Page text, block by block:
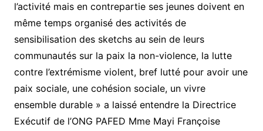
l’activité mais en contrepartie ses jeunes doivent en
même temps organisé des activités de
sensibilisation des sketchs au sein de leurs
communautés sur la paix la non-violence, la lutte
contre l’extrémisme violent, bref lutté pour avoir une
paix sociale, une cohésion sociale, un vivre
ensemble durable » a laissé entendre la Directrice
Exécutif de l’ONG PAFED Mme Mayi Françoise